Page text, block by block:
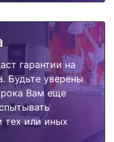
гарантии на
Будьте уверены
Вам еще
тех или иных